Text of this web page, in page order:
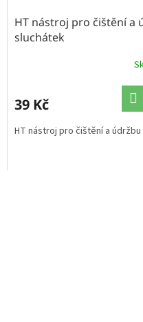
HT nástroj pro čištění a
sluchátek
39 Kč
HT nástroj pro čištění a